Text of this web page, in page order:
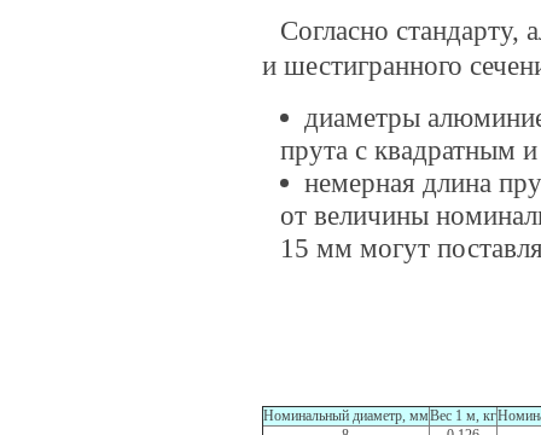
Согласно стандарту,
и шестигранного
диаметры
прута с квадратным
немерная длина
от величины
15 мм могут
Номинальный диаметр, ммВес 1 м, кг